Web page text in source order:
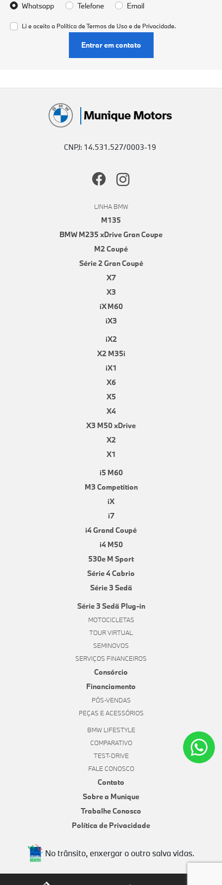
Whatsapp
Telefone Email
Li e aceito a Política de Termos de Uso e de Privacidade.
Entrar em contato
CNPJ: 14.531.527/0003-19
LINHA BMW
M135
BMW M235 xDrive Gran Coupe
M2 Coupé
Série 2 Gran Coupé
X7
X3
iX M60
iX3
iX2
X2 M35i
iX1
X6
X5
X4
X3 M50 xDrive
X2
X1
i5 M60
M3 Competition
iX
i7
i4 Grand Coupé
i4 M50
530e M Sport
Série 4 Cabrio
Série 3 Sedã
Série 3 Sedã Plug-in
MOTOCICLETAS
TOUR VIRTUAL
SEMINOVOS
SERVIÇOS FINANCEIROS
Consórcio
Financiamento
PÓS-VENDAS
PEÇAS E ACESSÓRIOS
BMW LIFESTYLE
COMPARATIVO
TEST-DRIVE
FALE CONOSCO
Contato
Sobre a Munique
Trabalhe Conosco
Política de Privacidade
No trânsito, enxergar o outro salva vidas.